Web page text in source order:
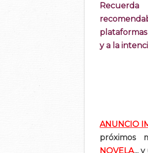
y a la
ANUNCIO
próximos
NOVELA...